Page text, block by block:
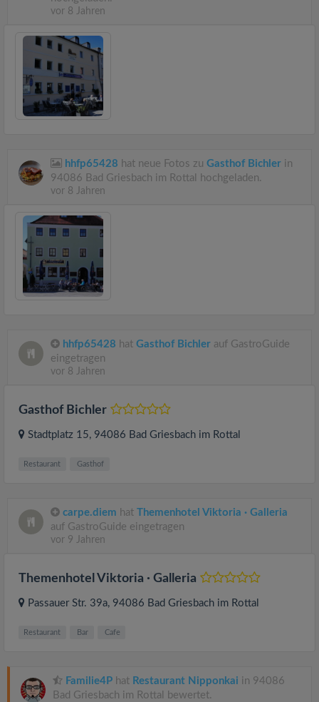
vor 8 Jahren
hhfp65428 hat neue Fotos zu Gasthof Bichler in
94086 Bad Griesbach im Rottal hochgeladen.
vor 8 Jahren
hhfp65428 hat Gasthof Bichler auf GastroGuide
eingetragen
vor 8 Jahren
Gasthof Bichler
Stadtplatz 15, 94086 Bad Griesbach im Rottal
Restaurant Gasthof
carpe.diem hat Themenhotel Viktoria · Galleria
auf GastroGuide eingetragen
vor 9 Jahren
Themenhotel Viktoria · Galleria
Passauer Str. 39a, 94086 Bad Griesbach im Rottal
Restaurant Bar Cafe
Familie4P hat Restaurant Nipponkai in 94086
Bad Griesbach im Rottal bewertet.